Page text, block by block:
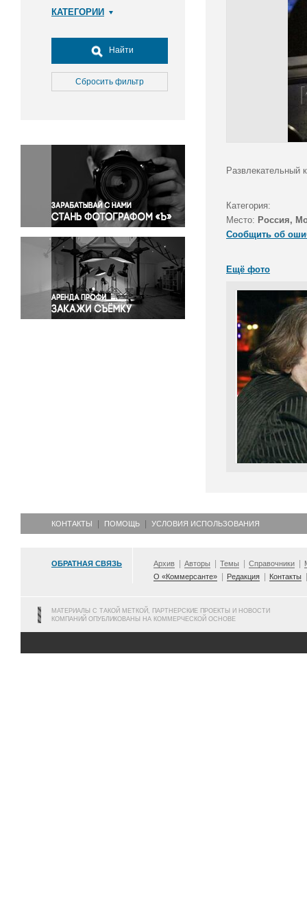
КАТЕГОРИИ
Досуг, туризм и отдых
Культура
Медицина
Окружающая среда
Политика
Правосудие
Происшествия и конфликты
Религия
Светская жизнь
Спорт
Экология
Экономика и бизнес
Найти
Сбросить фильтр
Развлекательный
Категория:
Место: Россия,
Сообщить об
Ещё фото
КОНТАКТЫ ПОМОЩЬ УСЛОВИЯ ИСПОЛЬЗОВАНИЯ
ОБРАТНАЯ СВЯЗЬ Архив Авторы Темы Справочники
О «Коммерсанте»
Редакция Контакты
МАТЕРИАЛЫ С ТАКОЙ МЕТКОЙ, ПАРТНЕРСКИЕ ПРОЕКТЫ И НОВОСТИ
КОМПАНИЙ ОПУБЛИКОВАНЫ НА КОММЕРЧЕСКОЙ ОСНОВЕ